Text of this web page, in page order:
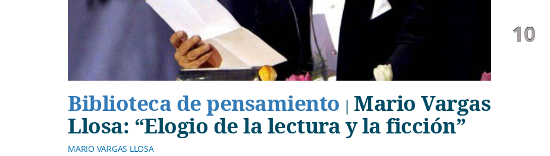
Biblioteca de pensamiento | Mario Vargas
Llosa: “Elogio de la lectura y la ficción”
MARIO VARGAS LLOSA